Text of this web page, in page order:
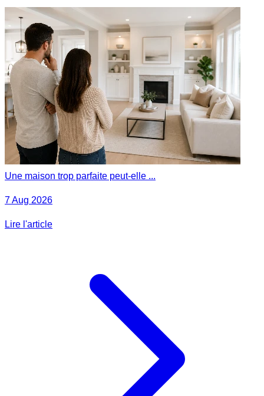
Une maison trop parfaite peut-elle ...
7 Aug 2026
Lire l'article